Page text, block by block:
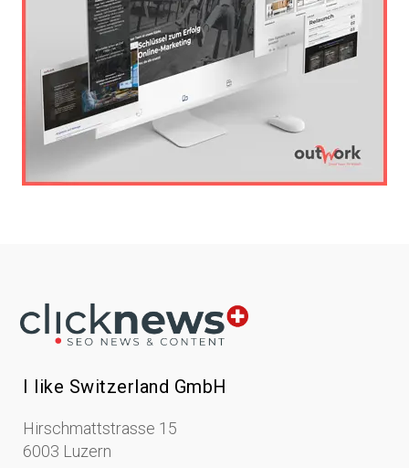
I like Switzerland GmbH
Hirschmattstrasse 15
6003 Luzern